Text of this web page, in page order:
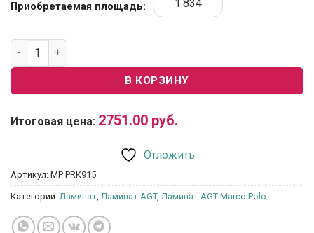
Приобретаемая площадь:
Количество товара Ламинат AGT Marco Polo PRK915
В КОРЗИНУ
Итоговая цена: 2751.00 руб.
Отложить
Артикул: MP PRK915
Категории: Ламинат Ламинат AGT, Ламинат AGT Marco Polo